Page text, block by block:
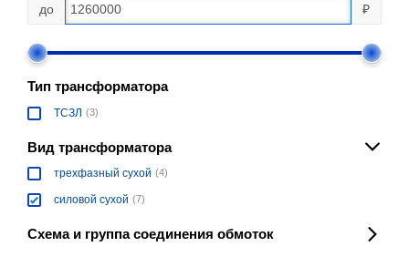
до ₽
Тип трансформатора
ТСЗЛ (3)
Вид трансформатора
трехфазный сухой (4)
силовой сухой (7)
Схема и группа соединения обмоток